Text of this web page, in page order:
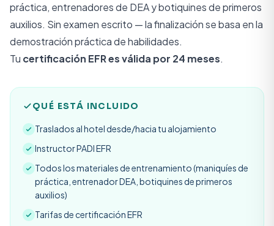
práctica, entrenadores de DEA y botiquines de primeros
auxilios. Sin examen escrito — la finalización se basa en la
demostración práctica de habilidades.
Tu certificación EFR es válida por 24 meses.
QUÉ ESTÁ INCLUIDO
Traslados al hotel desde/hacia tu alojamiento
Instructor PADI EFR
Todos los materiales de entrenamiento (maniquíes de
práctica, entrenador DEA, botiquines de primeros
auxilios)
Tarifas de certificación EFR